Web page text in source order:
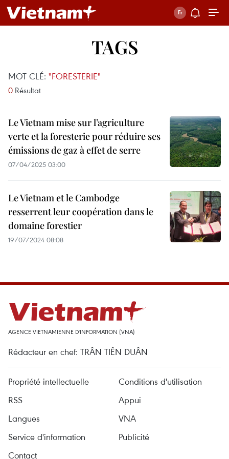
TAGS
MOT CLÉ: "FORESTERIE"
0 Résultat
Le Vietnam mise sur l’agriculture
verte et la foresterie pour réduire ses
émissions de gaz à effet de serre
07/04/2025 03:00
Le Vietnam et le Cambodge
resserrent leur coopération dans le
domaine forestier
19/07/2024 08:08
AGENCE VIETNAMIENNE D'INFORMATION (VNA)
Rédacteur en chef: TRÂN TIÊN DUÂN
Propriété intellectuelle
Conditions d'utilisation
RSS
Appui
Langues
VNA
Service d'information
Publicité
Contact